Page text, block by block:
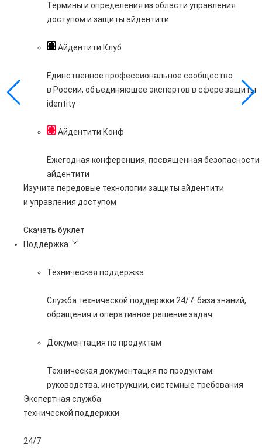
Термины и определения из области управления
доступом и защиты айдентити
Айдентити Клуб
Единственное профессиональное сообщество
в России, объединяющее экспертов в сфере защиты
identity
Айдентити Конф
Ежегодная конференция, посвященная безопасности
айдентити
Изучите передовые технологии защиты айдентити
и управления доступом
Скачать буклет
Поддержка
Техническая поддержка
Служба технической поддержки 24/7: база знаний,
обращения и оперативное решение задач
Документация по продуктам
Техническая документация по продуктам:
руководства, инструкции, системные требования
Экспертная служба
технической поддержки
24/7